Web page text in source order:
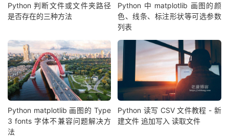
Python 判断文件或文件夹路径
是否存在的三种方法
Python 中 matplotlib 画图的颜
色、线条、标注形状等可选参数
列表
Python matplotlib 画图的 Type
3 fonts 字体不兼容问题解决方
法
Python 读写 CSV 文件教程 - 新
建文件 追加写入 读取文件